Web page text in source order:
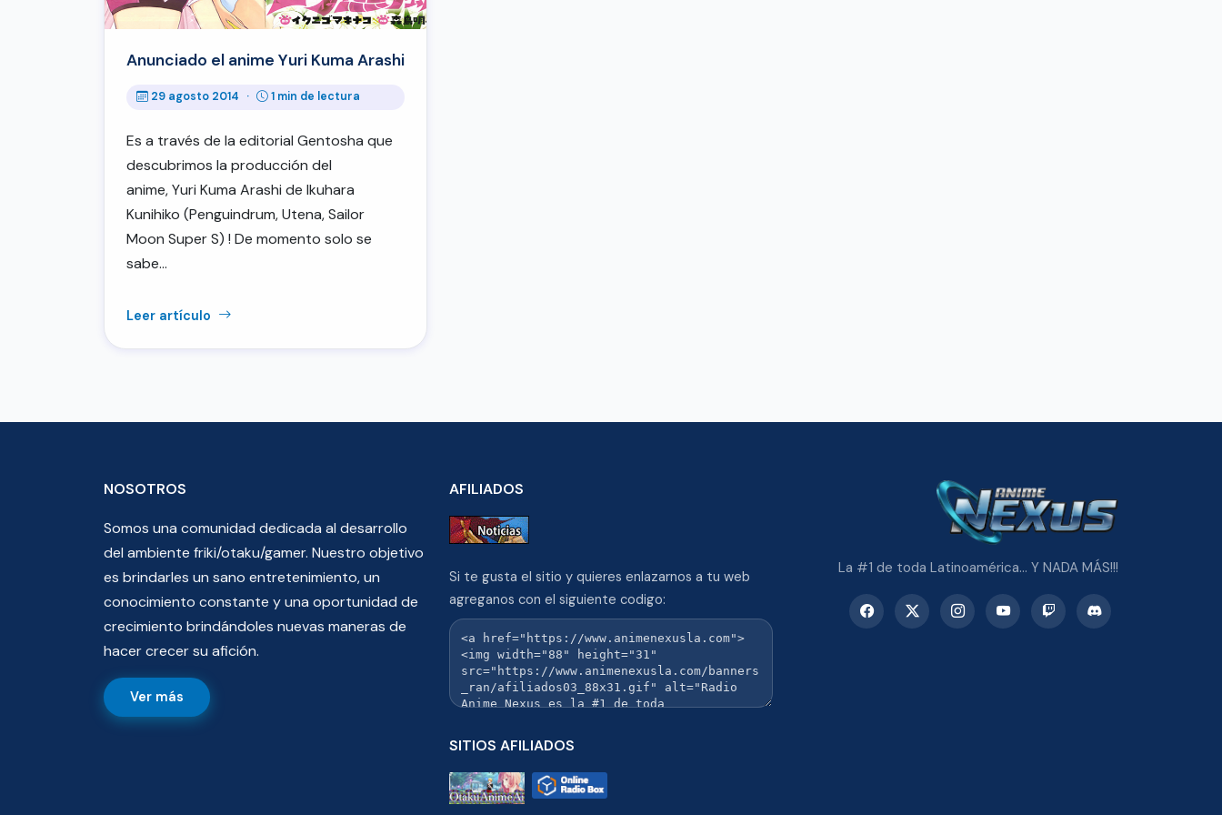
Anunciado el anime Yuri Kuma Arashi
29 agosto 2014 · 1 min de lectura
Es a través de la editorial Gentosha que
descubrimos la producción del
anime, Yuri Kuma Arashi de Ikuhara
Kunihiko (Penguindrum, Utena, Sailor
Moon Super S) ! De momento solo se
sabe…
Leer artículo
NOSOTROS
Somos una comunidad dedicada al desarrollo
del ambiente friki/otaku/gamer. Nuestro objetivo
es brindarles un sano entretenimiento, un
conocimiento constante y una oportunidad de
crecimiento brindándoles nuevas maneras de
hacer crecer su afición.
Ver más
AFILIADOS
Si te gusta el sitio y quieres enlazarnos a tu web
agreganos con el siguiente codigo:
SITIOS AFILIADOS
La #1 de toda Latinoamérica... Y NADA MÁS!!!